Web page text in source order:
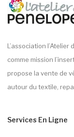
L’association
comme mission
propose la vente de
autour du textile,
Services En Ligne